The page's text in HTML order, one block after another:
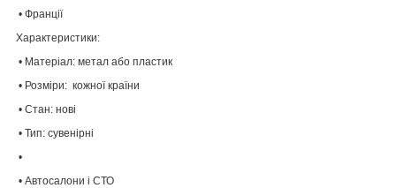
• Франції
Характеристики:
• Матеріал: метал або пластик
• Розміри: кожної країни
• Стан: нові
• Тип: сувенірні
•
• Автосалони і СТО